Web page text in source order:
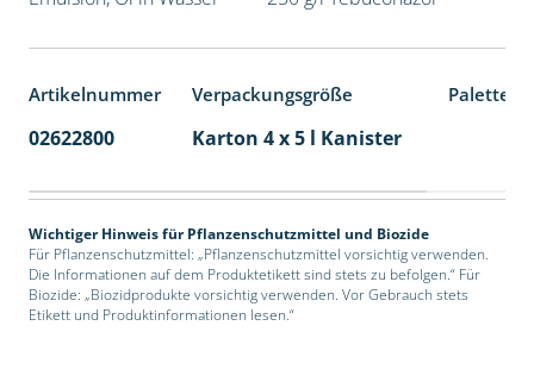
Artikelnummer Verpackungsgröße
02622800 Karton 4 x 5 l Kanister
Wichtiger Hinweis für Pflanzenschutzmittel und Biozide
Für Pflanzenschutzmittel: „Pflanzenschutzmittel vorsichtig verwenden.
Die Informationen auf dem Produktetikett sind stets zu befolgen.“ Für
Biozide: „Biozidprodukte vorsichtig verwenden. Vor Gebrauch stets
Etikett und Produktinformationen lesen.“